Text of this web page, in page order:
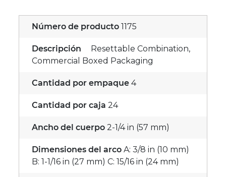
Número de producto 1175
Descripción
Resettable Combination,
Commercial Boxed Packaging
Cantidad por empaque 4
Cantidad por caja 24
Ancho del cuerpo 2-1/4 in (57 mm)
Dimensiones del arco A: 3/8 in (10 mm)
B: 1-1/16 in (27 mm) C: 15/16 in (24 mm)